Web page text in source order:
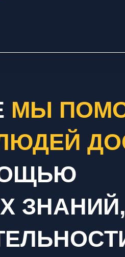
МЫ
ЗНАНИЙ,